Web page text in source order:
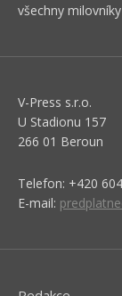
všechny
V-Press s.r.o.
U Stadionu 157
266 01 Beroun
Telefon: +420
E-mail: